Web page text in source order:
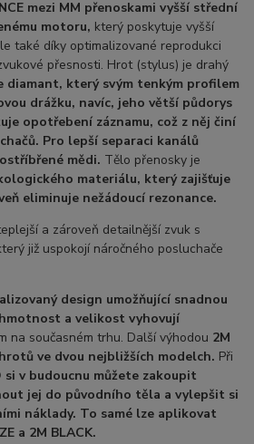
mezi MM přenoskami vyšší střední
motoru, který poskytuje vyšší
také díky optimalizované reprodukci
přesnosti. Hrot (stylus) je drahý
diamant, který svým tenkým profilem
drážku, navíc, jeho větší půdorys
opotřebení záznamu, což z něj činí
Pro lepší separaci kanálů
mědi. Tělo přenosky je
materiálu, který zajišťuje
eliminuje nežádoucí rezonance.
a zároveň detailnější zvuk s
již uspokojí náročného posluchače
design umožňující snadnou
a velikost vyhovují
na současném trhu. Další výhodou 2M
ve dvou nejbližších modelch. Při
si v budoucnu můžete zakoupit
jej do původního těla a vylepšit si
náklady. To samé lze aplikovat
a 2M BLACK.